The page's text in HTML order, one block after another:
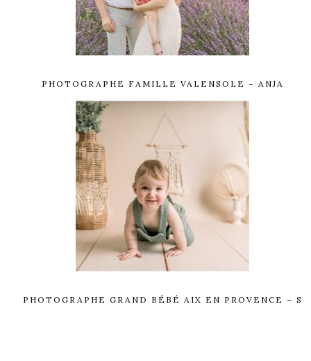
PHOTOGRAPHE FAMILLE VALENSOLE – ANJA
PHOTOGRAPHE GRAND BÉBÉ AIX EN PROVENCE – S